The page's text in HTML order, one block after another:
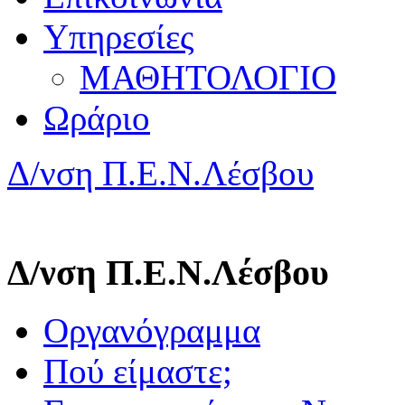
Υπηρεσίες
ΜΑΘΗΤΟΛΟΓΙΟ
Ωράριο
Δ/νση Π.Ε.Ν.Λέσβου
Δ/νση Π.Ε.Ν.Λέσβου
Οργανόγραμμα
Πού είμαστε;